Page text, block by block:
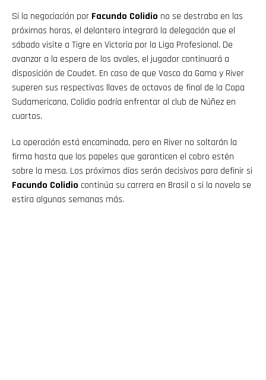
Si la negociación por Facundo Colidio no se destraba en las
próximas horas, el delantero integrará la delegación que el
sábado visite a Tigre en Victoria por la Liga Profesional. De
avanzar a la espera de los avales, el jugador continuará a
disposición de Coudet. En caso de que Vasco da Gama y River
superen sus respectivas llaves de octavos de final de la Copa
Sudamericana, Colidio podría enfrentar al club de Núñez en
cuartos.
La operación está encaminada, pero en River no soltarán la
firma hasta que los papeles que garanticen el cobro estén
sobre la mesa. Los próximos días serán decisivos para definir si
Facundo Colidio continúa su carrera en Brasil o si la novela se
estira algunas semanas más.